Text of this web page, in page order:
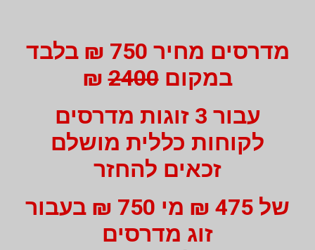
מדרסים מחיר 750 ₪ בלבד
במקום2400
₪
עבור 3 זוגות מדרסים
לקוחות כללית מושלם
זכאים להחזר
של 475 ₪ מי 750 ₪ בעבור
זוג מדרסים